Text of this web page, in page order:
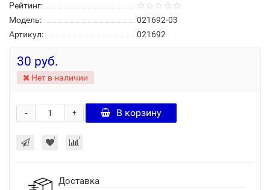
Рейтинг:
Модель:
021692-03
Артикул:
021692
30 руб.
Нет в наличии
+
- В корзину
Доставка